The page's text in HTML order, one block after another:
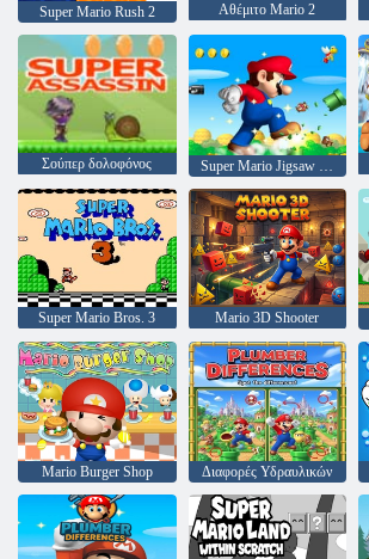
Super Mario Rush 2 Αθέμιτο Mario 2
Σούπερ δολοφόνος
Super Mario Bros. 3 Mario 3D Shooter
Mario Burger Shop Διαφορές Υδραυλικών